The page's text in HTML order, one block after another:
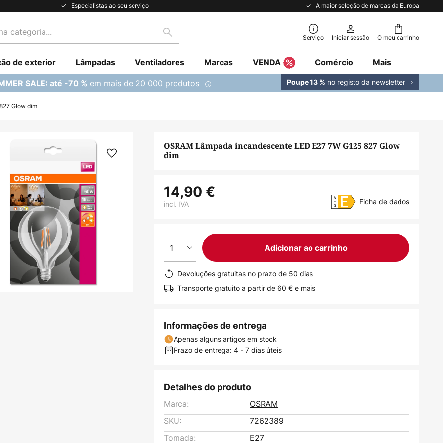
Especialistas ao seu serviço A maior seleção de marcas da Europa
O meu carrinho
Pesquisar Serviço Iniciar sessão
de exterior Lâmpadas Ventiladores Marcas VENDA Comércio Mais
SALE: até -70 % em mais de 20 000 produtos Poupe 13 % no registo da newsletter
Glow dim
OSRAM Lâmpada incandescente LED E27 7W G125 827 Glow
dim
14,90 €
incl. IVA Ficha de dados
1 Adicionar ao carrinho
Devoluções gratuitas no prazo de 50 dias
Transporte gratuito a partir de 60 € e mais
Informações de entrega
Apenas alguns artigos em stock
Prazo de entrega: 4 - 7 dias úteis
Detalhes do produto
Marca:
OSRAM
SKU:
7262389
Tomada:
E27